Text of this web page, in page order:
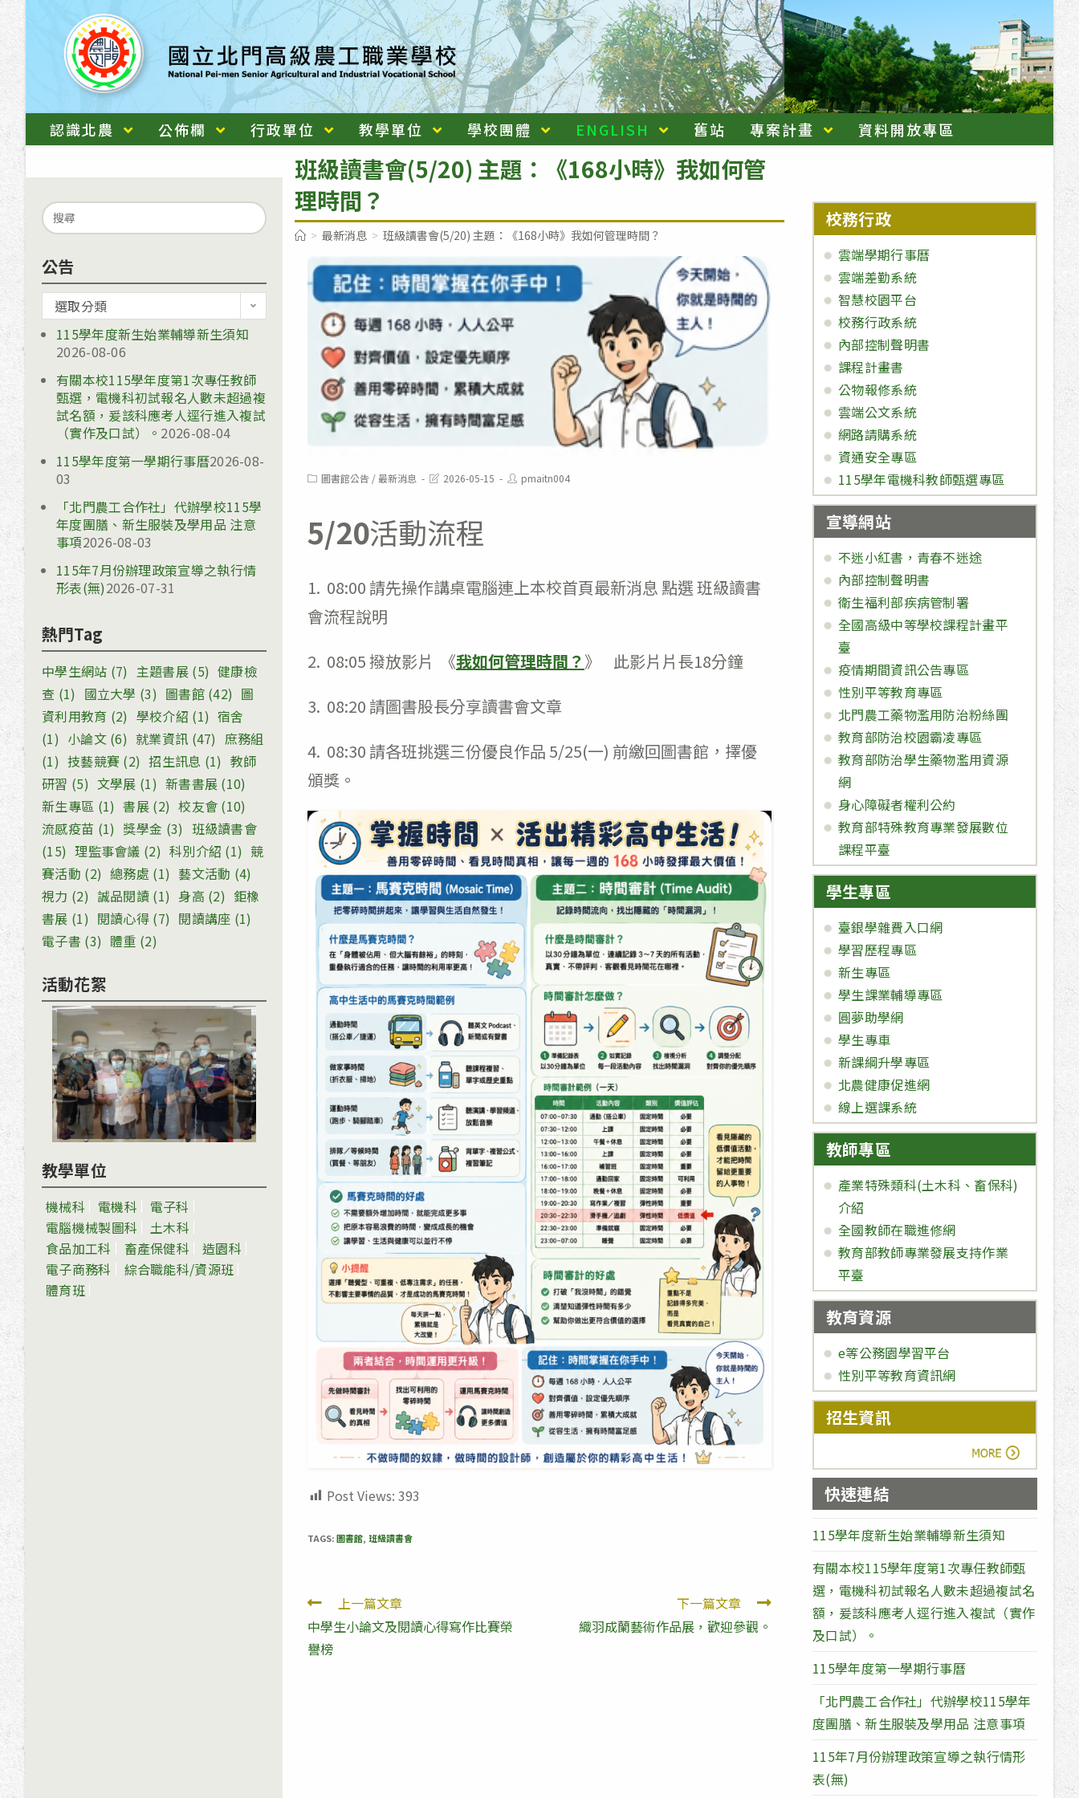
跳
主
要
內
容
認識北農 公佈欄 行政單位 教學單位 學校團體 ENGLISH 舊站 專案計畫 資料開放專區
班級讀書會(5/20) 主題：《168小時》我如何管
理時間？
> 最新消息 > 班級讀書會(5/20) 主題：《168小時》我如何管理時間？
Post圖書館公告 /最新消息
Post2026-05-15
Post
author:
pmaitn004
5/20活動流程
1. 08:00 請先操作講桌電腦連上本校首頁最新消息 點選 班級讀書
會流程說明
2. 08:05 撥放影片 《我如何管理時間？ 》 此影片片長18分鐘
3. 08:20 請圖書股長分享讀書會文章
4. 08:30 請各班挑選三份優良作品 5/25(一) 前繳回圖書館，擇優
頒獎。
Post Views: 393
TAGS:圖書館 班級讀書會
Read
more
articles
上一篇文章
中學生小論文及閱讀心得寫作比賽榮
譽榜
下一篇文章
織羽成蘭藝術作品展，歡迎參觀。
Search
for:
公告
告
選取分類
115學年度新生始業輔導新生須知
2026-08-06
有關本校115學年度第1次專任教師
甄選，電機科初試報名人數未超過複
試名額，爰該科應考人逕行進入複試
（實作及口試）。 2026-08-04
115學年度第一學期行事曆2026-08-
03
「北門農工合作社」代辦學校115學
年度團膳、新生服裝及學用品 注意
事項2026-08-03
115年7月份辦理政策宣導之執行情
形表(無)2026-07-31
熱門Tag
中學生網站 (7) 主題書展(5) 健康檢
查 (1) 國立大學 (3) 圖書館(42) 圖
資利用教育 (2) 學校介紹 (1) 宿舍
(1) 小論文(6) 就業資訊 (47) 庶務組
(1) 技藝競賽 (2) 招生訊息 (1) 教師
研習 (5) 文學展 (1) 新書書展 (10)
新生專區 (1) 書展 (2) 校友會 (10)
流感疫苗 (1) 獎學金 (3) 班級讀書會
(15) 理監事會議 (2) 科別介紹 (1) 競
賽活動 (2) 總務處 (1) 藝文活動 (4)
視力 (2) 誠品閱讀 (1) 身高 (2) 鉅橡
書展 (1) 閱讀心得 (7) 閱讀講座 (1)
電子書 (3) 體重 (2)
活動花絮
教學單位
機械科 電機科
電子科
電腦機械製圖科
土木科
食品加工科
畜產保健科
造園科
電子商務科
綜合職能科/資源班
體育班
校務行政
雲端學期行事曆
雲端差勤系統
智慧校園平台
校務行政系統
內部控制聲明書
課程計畫書
公物報修系統
雲端公文系統
網路請購系統
資通安全專區
115學年電機科教師甄選專區
宣導網站
不迷小紅書，青春不迷途
內部控制聲明書
衛生福利部疾病管制署
全國高級中等學校課程計畫平
臺
疫情期間資訊公告專區
性別平等教育專區
北門農工藥物濫用防治粉絲團
教育部防治校園霸凌專區
教育部防治學生藥物濫用資源
網
身心障礙者權利公約
教育部特殊教育專業發展數位
課程平臺
學生專區
臺銀學雜費入口網
學習歷程專區
新生專區
學生課業輔導專區
圓夢助學網
學生專車
新課綱升學專區
北農健康促進網
線上選課系統
教師專區
產業特殊類科(土木科、畜保科)
介紹
全國教師在職進修網
教育部教師專業發展支持作業
平臺
教育資源
e等公務園學習平台
性別平等教育資訊網
招生資訊
快速連結
115學年度新生始業輔導新生須知
有關本校115學年度第1次專任教師甄
選，電機科初試報名人數未超過複試名
額，爰該科應考人逕行進入複試（實作
及口試）。
115學年度第一學期行事曆
「北門農工合作社」代辦學校115學年
度團膳、新生服裝及學用品 注意事項
115年7月份辦理政策宣導之執行情形
表(無)